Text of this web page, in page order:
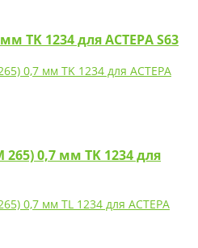
TK 1234 для АСТЕРА S63
0,7 мм TK 1234 для